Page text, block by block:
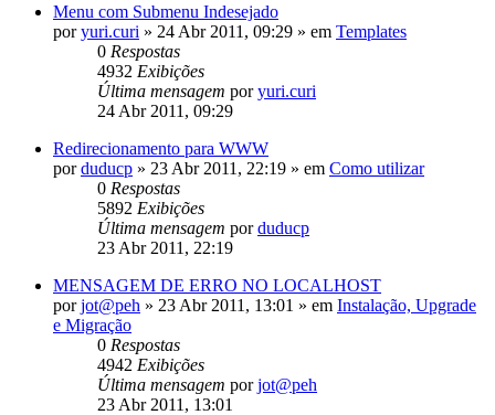
Menu com Submenu Indesejado
poryuri.curi » 24 Abr 2011, 09:29 » em Templates
0 Respostas
4932 Exibições
Última mensagem poryuri.curi
24 Abr 2011, 09:29
Redirecionamento para WWW
porduducp » 23 Abr 2011, 22:19 » em Como utilizar
0 Respostas
5892 Exibições
Última mensagem porduducp
23 Abr 2011, 22:19
MENSAGEM DE ERRO NO LOCALHOST
porjot@peh » 23 Abr 2011, 13:01 » em Instalação, Upgrade
e Migração
0 Respostas
4942 Exibições
Última mensagem porjot@peh
23 Abr 2011, 13:01